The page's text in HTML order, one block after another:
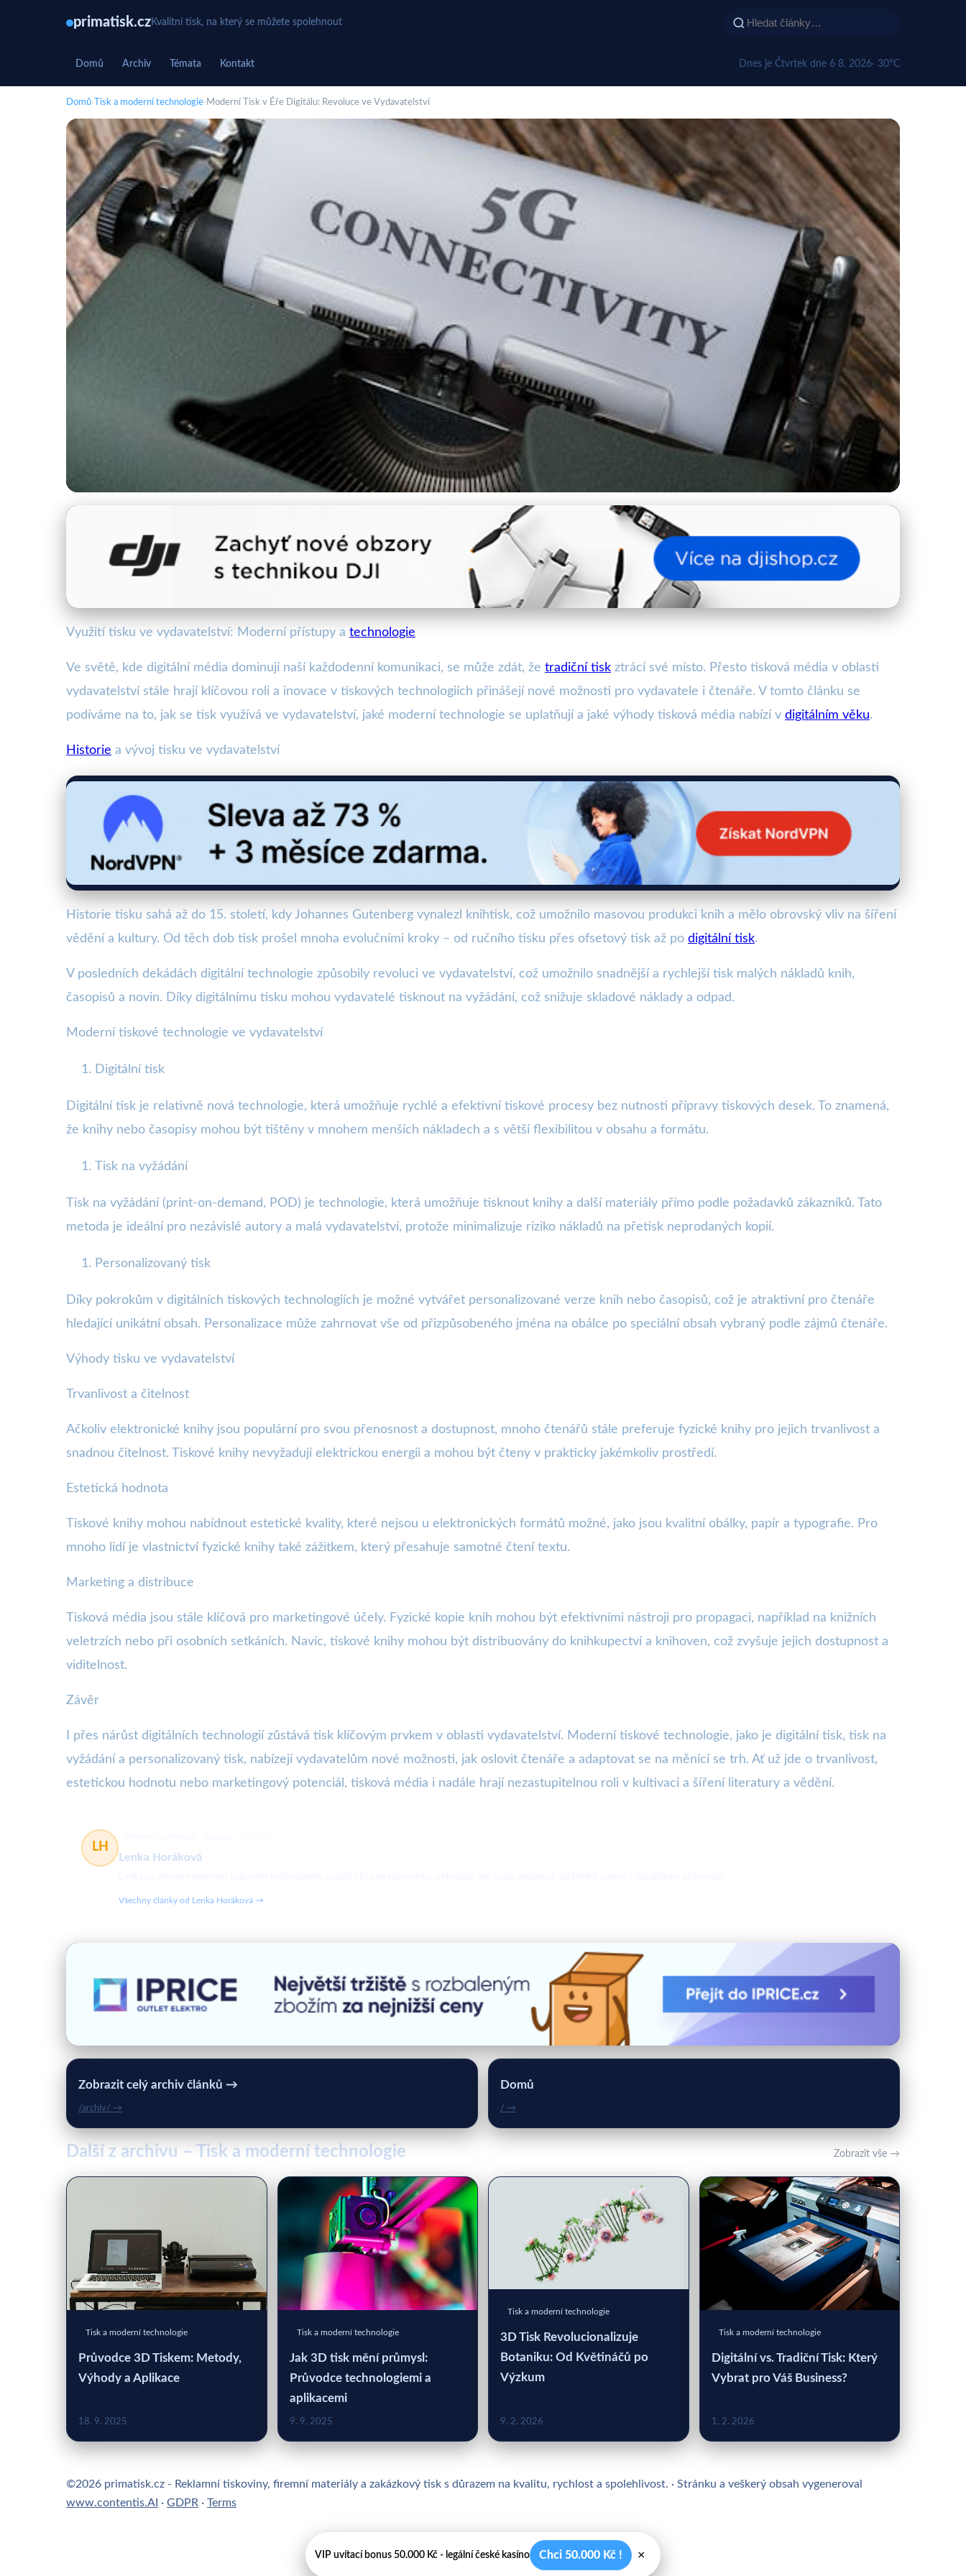
primatisk.czKvalitní tisk, na který se můžete spolehnout
Domů Archiv Témata Kontakt Dnes je Čtvrtek dne 6 8. 2026· 30°C
Domů› Tisk a moderní technologie› Moderní Tisk v Éře Digitálu: Revoluce ve Vydavatelství
Moderní Tisk v Éře Digitálu: Revoluce ve Vydavatelství
Využití tisku ve vydavatelství: Moderní přístupy a technologie
Ve světě, kde digitální média dominují naší každodenní komunikaci, se může zdát, že tradiční tisk ztrácí své místo. Přesto tisková média v oblasti
vydavatelství stále hrají klíčovou roli a inovace v tiskových technologiích přinášejí nové možnosti pro vydavatele i čtenáře. V tomto článku se
podíváme na to, jak se tisk využívá ve vydavatelství, jaké moderní technologie se uplatňují a jaké výhody tisková média nabízí v digitálním věku.
Historie a vývoj tisku ve vydavatelství
Historie tisku sahá až do 15. století, kdy Johannes Gutenberg vynalezl knihtisk, což umožnilo masovou produkci knih a mělo obrovský vliv na šíření
vědění a kultury. Od těch dob tisk prošel mnoha evolučními kroky – od ručního tisku přes ofsetový tisk až po digitální tisk.
V posledních dekádách digitální technologie způsobily revoluci ve vydavatelství, což umožnilo snadnější a rychlejší tisk malých nákladů knih,
časopisů a novin. Díky digitálnímu tisku mohou vydavatelé tisknout na vyžádání, což snižuje skladové náklady a odpad.
Moderní tiskové technologie ve vydavatelství
Digitální tisk
Digitální tisk je relativně nová technologie, která umožňuje rychlé a efektivní tiskové procesy bez nutnosti přípravy tiskových desek. To znamená,
že knihy nebo časopisy mohou být tištěny v mnohem menších nákladech a s větší flexibilitou v obsahu a formátu.
Tisk na vyžádání
Tisk na vyžádání (print-on-demand, POD) je technologie, která umožňuje tisknout knihy a další materiály přímo podle požadavků zákazníků. Tato
metoda je ideální pro nezávislé autory a malá vydavatelství, protože minimalizuje riziko nákladů na přetisk neprodaných kopií.
Personalizovaný tisk
Díky pokrokům v digitálních tiskových technologiích je možné vytvářet personalizované verze knih nebo časopisů, což je atraktivní pro čtenáře
hledající unikátní obsah. Personalizace může zahrnovat vše od přizpůsobeného jména na obálce po speciální obsah vybraný podle zájmů čtenáře.
Výhody tisku ve vydavatelství
Trvanlivost a čitelnost
Ačkoliv elektronické knihy jsou populární pro svou přenosnost a dostupnost, mnoho čtenářů stále preferuje fyzické knihy pro jejich trvanlivost a
snadnou čitelnost. Tiskové knihy nevyžadují elektrickou energii a mohou být čteny v prakticky jakémkoliv prostředí.
Estetická hodnota
Tiskové knihy mohou nabídnout estetické kvality, které nejsou u elektronických formátů možné, jako jsou kvalitní obálky, papír a typografie. Pro
mnoho lidí je vlastnictví fyzické knihy také zážitkem, který přesahuje samotné čtení textu.
Marketing a distribuce
Tisková média jsou stále klíčová pro marketingové účely. Fyzické kopie knih mohou být efektivními nástroji pro propagaci, například na knižních
veletrzích nebo při osobních setkáních. Navíc, tiskové knihy mohou být distribuovány do knihkupectví a knihoven, což zvyšuje jejich dostupnost a
viditelnost.
Závěr
I přes nárůst digitálních technologií zůstává tisk klíčovým prvkem v oblasti vydavatelství. Moderní tiskové technologie, jako je digitální tisk, tisk na
vyžádání a personalizovaný tisk, nabízejí vydavatelům nové možnosti, jak oslovit čtenáře a adaptovat se na měnící se trh. Ať už jde o trvanlivost,
estetickou hodnotu nebo marketingový potenciál, tisková média i nadále hrají nezastupitelnou roli v kultivaci a šíření literatury a vědění.
LH
Lenka Horáková
Všechny články od Lenka Horáková →
Zobrazit celý archiv článků →
/archiv/ →
Domů
/ →
Další z archivu – Tisk a moderní technologie Zobrazit vše →
Tisk a moderní technologie
Průvodce 3D Tiskem: Metody,
Výhody a Aplikace
18. 9. 2025
Tisk a moderní technologie
Jak 3D tisk mění průmysl:
Průvodce technologiemi a
aplikacemi
9. 9. 2025
Tisk a moderní technologie
3D Tisk Revolucionalizuje
Botaniku: Od Květináčů po
Výzkum
9. 2. 2026
Tisk a moderní technologie
Digitální vs. Tradiční Tisk: Který
Vybrat pro Váš Business?
1. 2. 2026
©2026 primatisk.cz - Reklamní tiskoviny, firemní materiály a zakázkový tisk s důrazem na kvalitu, rychlost a spolehlivost. · Stránku a veškerý obsah vygeneroval
www.contentis.AI · GDPR · Terms
VIP uvítací bonus 50.000 Kč - legální české kasíno Chci 50.000 Kč ! ×